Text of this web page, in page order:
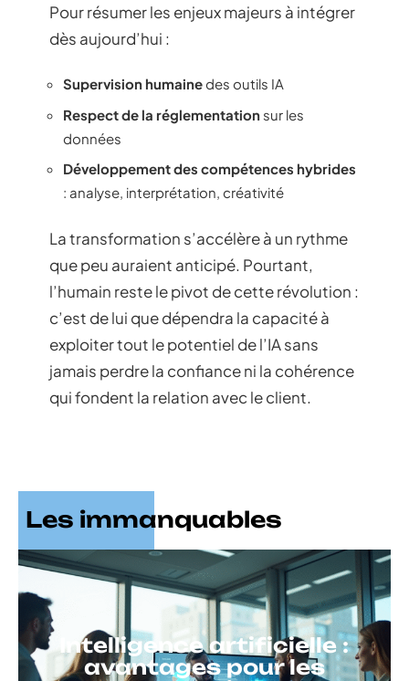
Pour résumer les enjeux majeurs à intégrer
dès aujourd’hui :
Supervision humainedes outils IA
Respect de la réglementation sur les
données
Développement des compétences hybrides
: analyse, interprétation, créativité
La transformation s’accélère à un rythme
que peu auraient anticipé. Pourtant,
l’humain reste le pivot de cette révolution :
c’est de lui que dépendra la capacité à
exploiter tout le potentiel de l’IA sans
jamais perdre la confiance ni la cohérence
qui fondent la relation avec le client.
Les immanquables
Intelligence artificielle :
avantages pour les